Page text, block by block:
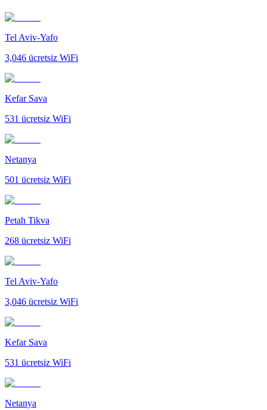
Tel Aviv-Yafo
3,046 ücretsiz WiFi
Kefar Sava
531 ücretsiz WiFi
Netanya
501 ücretsiz WiFi
Petah Tikva
268 ücretsiz WiFi
Tel Aviv-Yafo
3,046 ücretsiz WiFi
Kefar Sava
531 ücretsiz WiFi
Netanya